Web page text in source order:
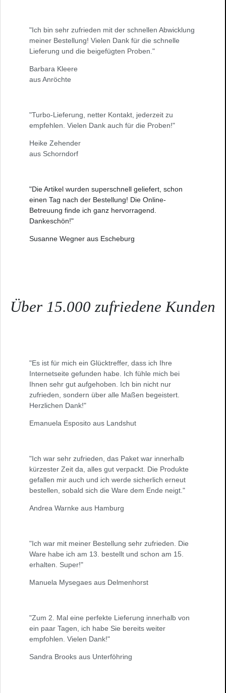
"Ich bin sehr zufrieden mit der schnellen Abwicklung
meiner Bestellung! Vielen Dank für die schnelle
Lieferung und die beigefügten Proben."
Barbara Kleere
aus Anröchte
"Turbo-Lieferung, netter Kontakt, jederzeit zu
empfehlen. Vielen Dank auch für die Proben!"
Heike Zehender
aus Schorndorf
"Die Artikel wurden superschnell geliefert, schon
einen Tag nach der Bestellung! Die Online-
Betreuung finde ich ganz hervorragend.
Dankeschön!"
Susanne Wegner aus Escheburg
Über 15.000 zufriedene Kunden
"Es ist für mich ein Glücktreffer, dass ich Ihre
Internetseite gefunden habe. Ich fühle mich bei
Ihnen sehr gut aufgehoben. Ich bin nicht nur
zufrieden, sondern über alle Maßen begeistert.
Herzlichen Dank!"
Emanuela Esposito aus Landshut
"Ich war sehr zufrieden, das Paket war innerhalb
kürzester Zeit da, alles gut verpackt. Die Produkte
gefallen mir auch und ich werde sicherlich erneut
bestellen, sobald sich die Ware dem Ende neigt."
Andrea Warnke aus Hamburg
"Ich war mit meiner Bestellung sehr zufrieden. Die
Ware habe ich am 13. bestellt und schon am 15.
erhalten. Super!"
Manuela Mysegaes aus Delmenhorst
"Zum 2. Mal eine perfekte Lieferung innerhalb von
ein paar Tagen, ich habe Sie bereits weiter
empfohlen. Vielen Dank!"
Sandra Brooks aus Unterföhring